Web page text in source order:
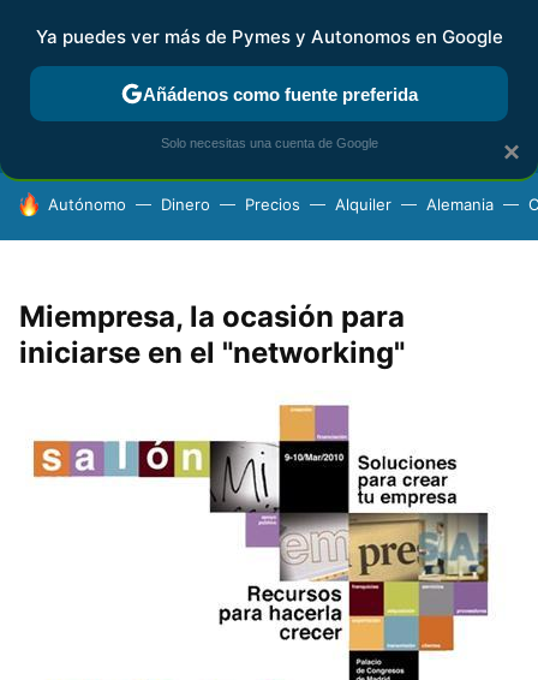
FISCALIDAD Y CONTABILIDAD KIT DIGITAL RENTA
HOY SE HABLA DE
Autónomo Dinero Precios Alquiler Alemania
Miempresa, la ocasión para
iniciarse en el "networking"
×
Ya puedes ver más de Pymes y Autonomos en Google
Añádenos como fuente preferida
Solo necesitas una cuenta de Google